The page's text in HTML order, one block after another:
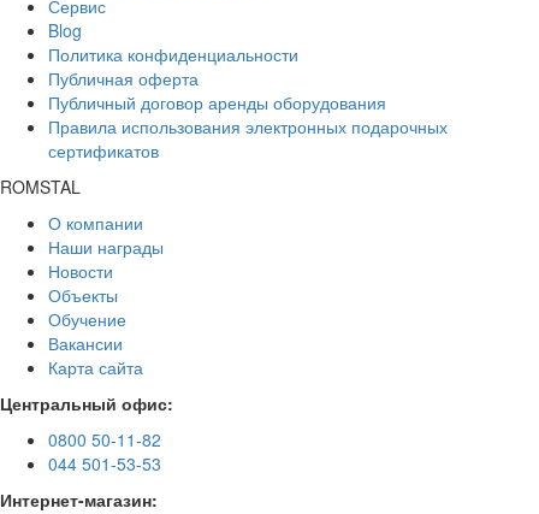
Сервис
Blog
Политика конфиденциальности
Публичная оферта
Публичный договор аренды оборудования
Правила использования электронных подарочных
сертификатов
ROMSTAL
О компании
Наши награды
Новости
Объекты
Обучение
Вакансии
Карта сайта
Центральный офис:
0800 50-11-82
044 501-53-53
Интернет-магазин: